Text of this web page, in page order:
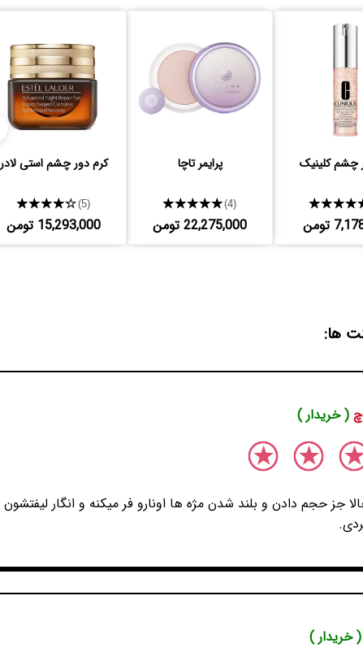
چشم کلینیک
تومن
پرایمر تاچا
★★★★★(4)
22,275,000 تومن
کرم دور چشم استی لادر
★★★★★(5)
15,293,000 تومن
ها:
( خریدار )
حجم دادن و بلند شدن مژه ها اونارو فر میکنه و انگار لیفتشون
( خریدار )